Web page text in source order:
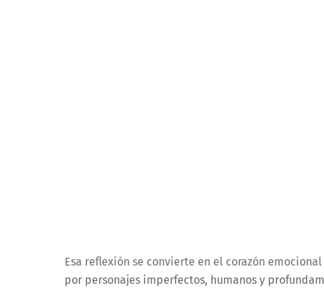
Esa reflexión se convierte en el corazón
por personajes imperfectos, humanos y